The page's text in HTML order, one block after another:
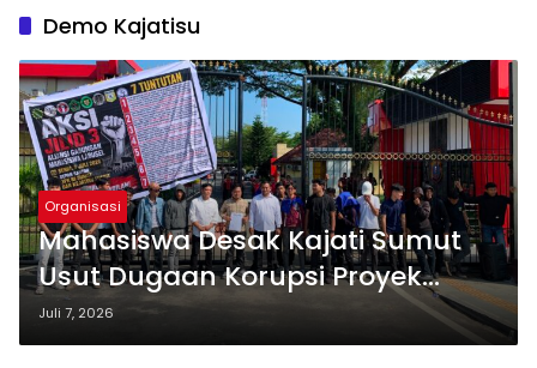
Demo Kajatisu
Organisasi
Mahasiswa Desak Kajati Sumut
Usut Dugaan Korupsi Proyek
Jembatan Rp36 Miliar dan Jual
Beli Jabatan di Labusel
Juli 7, 2026